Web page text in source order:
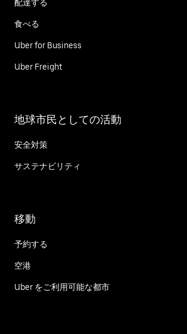
配達する
食べる
Uber for Business
Uber Freight
地球市民としての活動
安全対策
サステナビリティ
移動
予約する
空港
Uber をご利用可能な都市